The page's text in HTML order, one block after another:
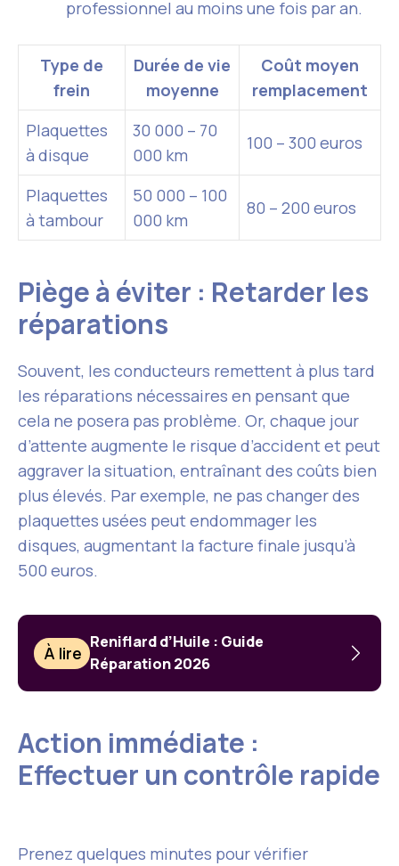
professionnel au moins une fois par an.
Type de
frein
Durée de vie
moyenne
Coût moyen
remplacement
Plaquettes
à disque
30 000 – 70
000 km
100 – 300 euros
Plaquettes
à tambour
50 000 – 100
000 km
80 – 200 euros
Piège à éviter : Retarder les
réparations
Souvent, les conducteurs remettent à plus tard
les réparations nécessaires en pensant que
cela ne posera pas problème. Or, chaque jour
d’attente augmente le risque d’accident et peut
aggraver la situation, entraînant des coûts bien
plus élevés. Par exemple, ne pas changer des
plaquettes usées peut endommager les
disques, augmentant la facture finale jusqu’à
500 euros.
À lire
Reniflard d’Huile : Guide
Réparation 2026
Action immédiate :
Effectuer un contrôle rapide
Prenez quelques minutes pour vérifier